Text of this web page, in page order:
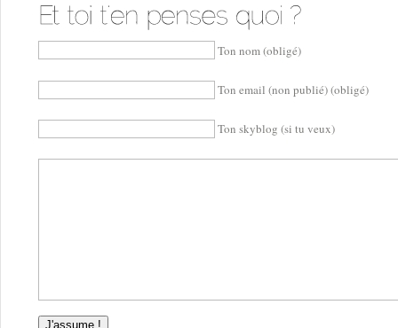
Ton nom (obligé)
Ton email (non publié) (obligé)
Ton skyblog (si tu veux)